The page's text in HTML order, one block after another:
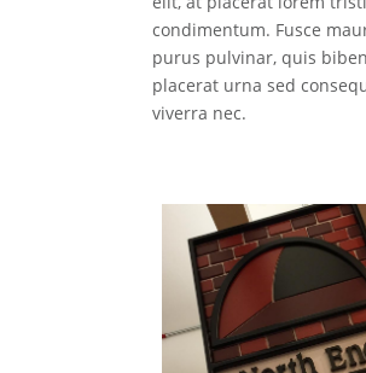
condimentum. Fusce
purus pulvinar, quis
placerat urna sed
viverra nec.